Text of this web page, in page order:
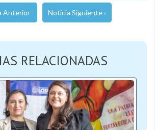
Anterior Noticia Siguiente ›
RELACIONADAS